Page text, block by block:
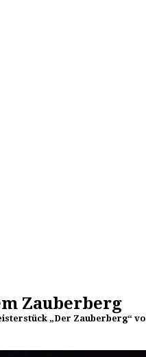
Zauberberg
„Der Zauberberg“